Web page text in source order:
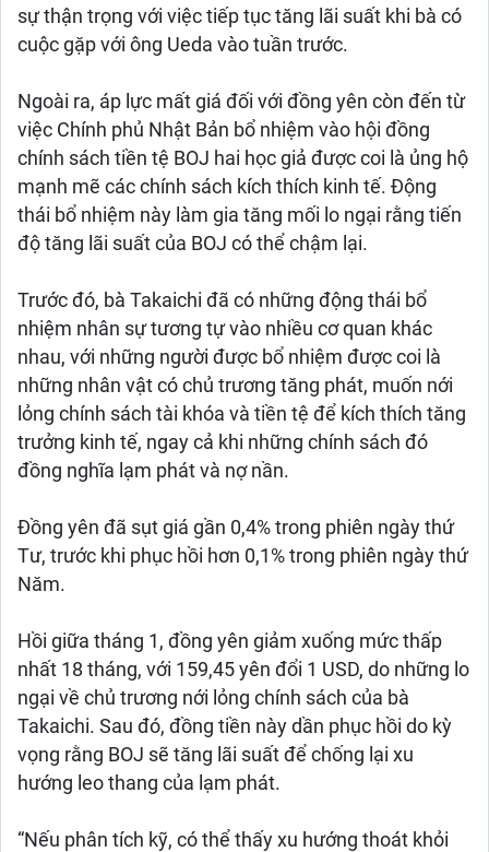
sự thận trọng với việc tiếp tục tăng lãi suất khi bà có
cuộc gặp với ông Ueda vào tuần trước.
Ngoài ra, áp lực mất giá đối với đồng yên còn đến từ
việc Chính phủ Nhật Bản bổ nhiệm vào hội đồng
chính sách tiền tệ BOJ hai học giả được coi là ủng hộ
mạnh mẽ các chính sách kích thích kinh tế. Động
thái bổ nhiệm này làm gia tăng mối lo ngại rằng tiến
độ tăng lãi suất của BOJ có thể chậm lại.
Trước đó, bà Takaichi đã có những động thái bổ
nhiệm nhân sự tương tự vào nhiều cơ quan khác
nhau, với những người được bổ nhiệm được coi là
những nhân vật có chủ trương tăng phát, muốn nới
lỏng chính sách tài khóa và tiền tệ để kích thích tăng
trưởng kinh tế, ngay cả khi những chính sách đó
đồng nghĩa lạm phát và nợ nần.
Đồng yên đã sụt giá gần 0,4% trong phiên ngày thứ
Tư, trước khi phục hồi hơn 0,1% trong phiên ngày thứ
Năm.
Hồi giữa tháng 1, đồng yên giảm xuống mức thấp
nhất 18 tháng, với 159,45 yên đổi 1 USD, do những lo
ngại về chủ trương nới lỏng chính sách của bà
Takaichi. Sau đó, đồng tiền này dần phục hồi do kỳ
vọng rằng BOJ sẽ tăng lãi suất để chống lại xu
hướng leo thang của lạm phát.
“Nếu phân tích kỹ, có thể thấy xu hướng thoát khỏi